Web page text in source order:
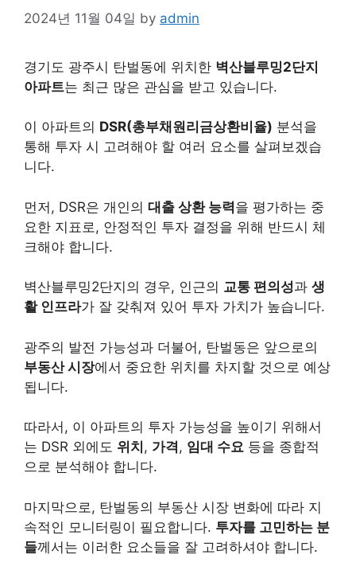
2024년 11월 04일 by admin
경기도 광주시 탄벌동에 위치한 벽산블루밍2단지
아파트는 최근 많은 관심을 받고 있습니다.
이 아파트의 DSR(총부채원리금상환비율) 분석을
통해 투자 시 고려해야 할 여러 요소를 살펴보겠습
니다.
먼저, DSR은 개인의 대출 상환 능력을 평가하는 중
요한 지표로, 안정적인 투자 결정을 위해 반드시 체
크해야 합니다.
벽산블루밍2단지의 경우, 인근의 교통 편의성과 생
활 인프라가 잘 갖춰져 있어 투자 가치가 높습니다.
광주의 발전 가능성과 더불어, 탄벌동은 앞으로의
부동산 시장에서 중요한 위치를 차지할 것으로 예상
됩니다.
따라서, 이 아파트의 투자 가능성을 높이기 위해서
는 DSR 외에도 위치 , 가격, 임대 수요 등을 종합적
으로 분석해야 합니다.
마지막으로, 탄벌동의 부동산 시장 변화에 따라 지
속적인 모니터링이 필요합니다. 투자를 고민하는 분
들께서는 이러한 요소들을 잘 고려하셔야 합니다.